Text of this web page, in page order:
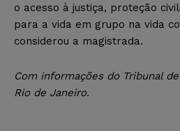
o acesso à justiça, proteção
para a vida em grupo na vida
considerou a magistrada.
Com informações do Tribunal
Rio de Janeiro.